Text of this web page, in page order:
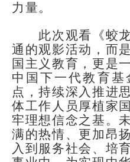
力量。
此次观看《蛟龙
通的观影活动，而
国主义教育，更是
中国下一代教育基
点，持续深入推进
体工作人员厚植家
牢理想信念之基。
满的热情、更加昂
入到服务社会、培